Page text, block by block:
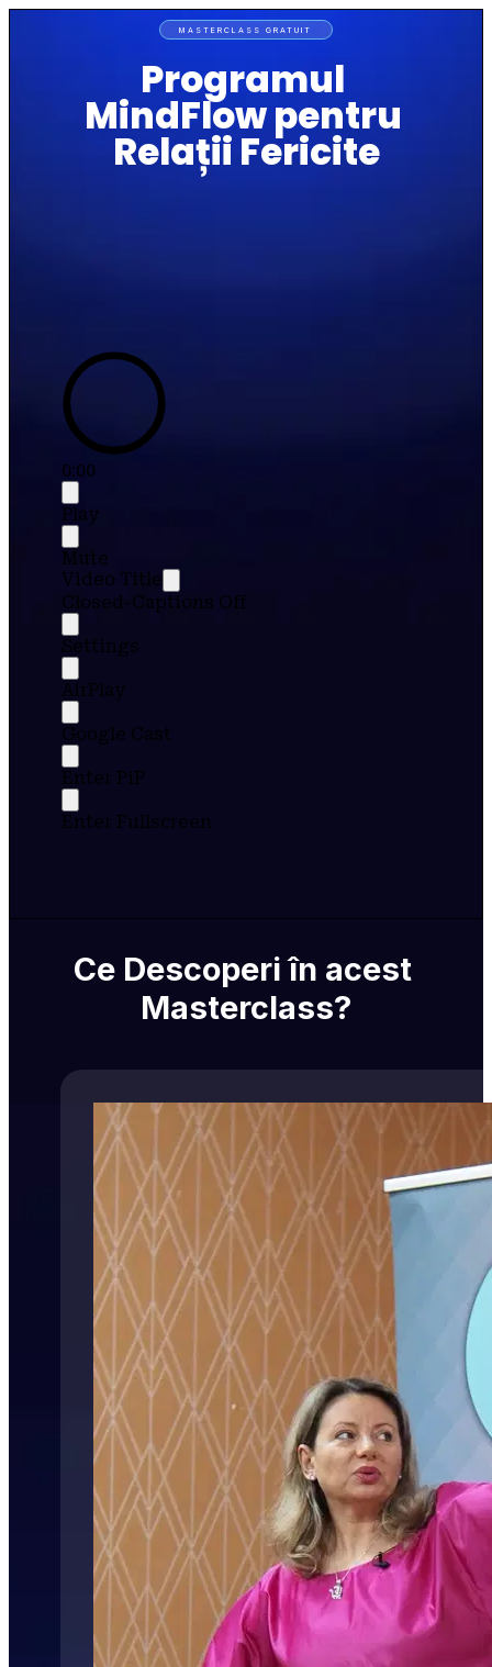
Programul
MindFlow pentru
Relații Fericite
MASTERCLASS GRATUIT
0:00
Play
Mute
Video Title
Closed-Captions Off
Settings
AirPlay
Google Cast
Enter PiP
Enter Fullscreen
Ce Descoperi în acest
Masterclass?